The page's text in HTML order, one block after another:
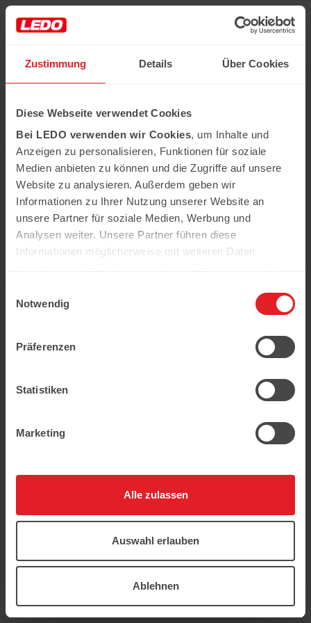
Zustimmung Details Über Cookies
Diese Webseite verwendet Cookies
Bei LEDO verwenden wir Cookies, um Inhalte und
Anzeigen zu personalisieren, Funktionen für soziale
Medien anbieten zu können und die Zugriffe auf unsere
Website zu analysieren. Außerdem geben wir
Informationen zu Ihrer Nutzung unserer Website an
unsere Partner für soziale Medien, Werbung und
Analysen weiter. Unsere Partner führen diese
Informationen möglicherweise mit weiteren Daten
haben.
Notwendig
Präferenzen
Statistiken
Marketing
Alle zulassen
Auswahl erlauben
Ablehnen
Alle notwendigen Produkte können Sie im Netzwerk
unserer Supermärkte Ledo kaufen
Erfahren Sie mehr
In der Kühweid 2a D-76661 Philippsburg-
Huttenheim
ledo.informiert@ledo-markt.de
der gesamte Inhalt sind urheberrechtlich
geschützt.